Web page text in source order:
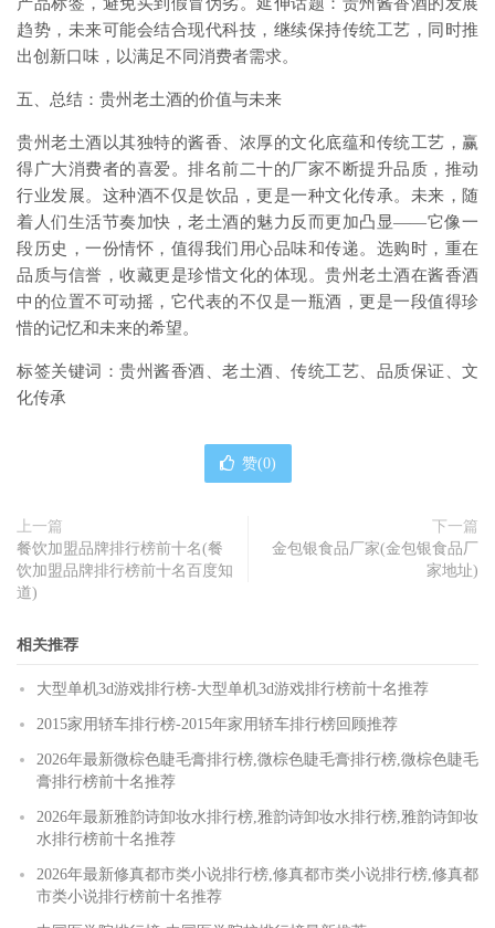
趋势，未来可能会结合现代科技，继续保持传统工艺，同时推
出创新口味，以满足不同消费者需求。
五、总结：贵州老土酒的价值与未来
贵州老土酒以其独特的酱香、浓厚的文化底蕴和传统工艺，赢
得广大消费者的喜爱。排名前二十的厂家不断提升品质，推动
行业发展。这种酒不仅是饮品，更是一种文化传承。未来，随
着人们生活节奏加快，老土酒的魅力反而更加凸显——它像一
段历史，一份情怀，值得我们用心品味和传递。选购时，重在
品质与信誉，收藏更是珍惜文化的体现。贵州老土酒在酱香酒
中的位置不可动摇，它代表的不仅是一瓶酒，更是一段值得珍
惜的记忆和未来的希望。
标签关键词：贵州酱香酒、老土酒、传统工艺、品质保证、文
化传承
赞(0)
上一篇
餐饮加盟品牌排行榜前十名(餐
饮加盟品牌排行榜前十名百度知
道)
下一篇
金包银食品厂家(金包银食品厂
家地址)
相关推荐
大型单机3d游戏排行榜-大型单机3d游戏排行榜前十名推荐
2015家用轿车排行榜-2015年家用轿车排行榜回顾推荐
2026年最新微棕色睫毛膏排行榜,微棕色睫毛膏排行榜,微棕色睫毛
膏排行榜前十名推荐
2026年最新雅韵诗卸妆水排行榜,雅韵诗卸妆水排行榜,雅韵诗卸妆
水排行榜前十名推荐
2026年最新修真都市类小说排行榜,修真都市类小说排行榜,修真都
市类小说排行榜前十名推荐